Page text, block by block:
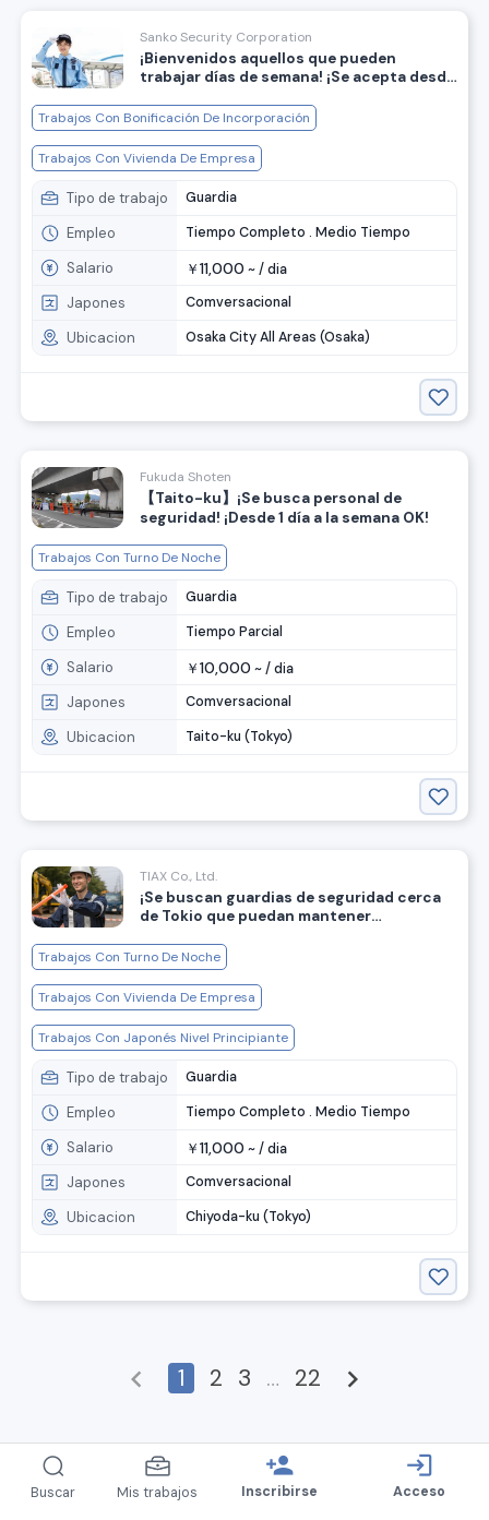
Sanko Security Corporation
¡Bienvenidos aquellos que pueden
trabajar días de semana! ¡Se acepta desde
personal de seguridad!
Trabajos Con Bonificación De Incorporación
Trabajos Con Vivienda De Empresa
Tipo de trabajo Guardia
Empleo Tiempo Completo . Medio Tiempo
Salario ￥11,000 ~ /dia
Japones Comversacional
Ubicacion Osaka City All Areas (Osaka)
Fukuda Shoten
【Taito-ku】¡Se busca personal de
seguridad! ¡Desde 1 día a la semana OK!
Trabajos Con Turno De Noche
Tipo de trabajo Guardia
Empleo Tiempo Parcial
Salario ￥10,000 ~ /dia
Japones Comversacional
Ubicacion Taito-ku (Tokyo)
TIAX Co., Ltd.
¡Se buscan guardias de seguridad cerca
de Tokio que puedan mantener
Trabajos Con Turno De Noche
Trabajos Con Vivienda De Empresa
Trabajos Con Japonés Nivel Principiante
Tipo de trabajo Guardia
Empleo Tiempo Completo . Medio Tiempo
Salario ￥11,000 ~ /dia
Japones Comversacional
Ubicacion Chiyoda-ku (Tokyo)
chevron_left 1 2 3 … 22 chevron_right
Buscar Mis trabajos
person_add
Inscribirse
login
Acceso